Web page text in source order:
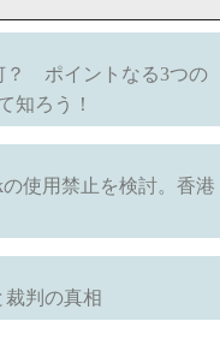
？ ポイントなる3つの
知ろう！
使用禁止を検討。香港
判の真相